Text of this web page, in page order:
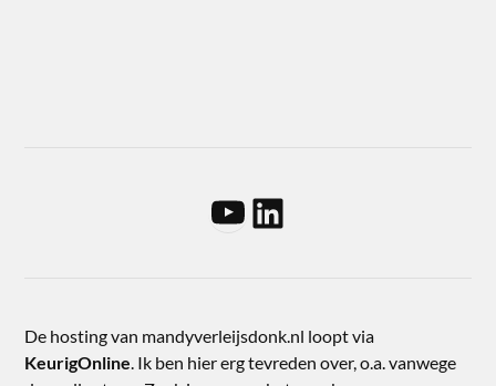
De hosting van mandyverleijsdonk.nl loopt via
KeurigOnline. Ik ben hier erg tevreden over, o.a. vanwege